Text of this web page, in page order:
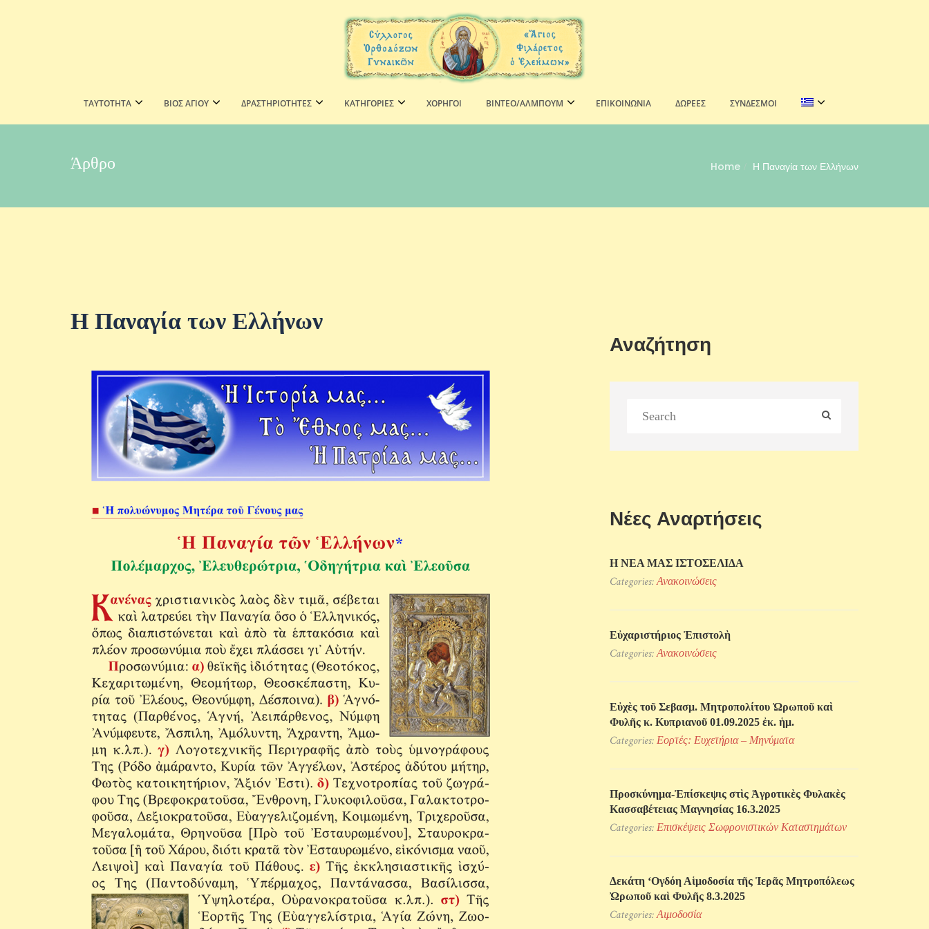
ΤΑΥΤΟΤΗΤΑ ΒΙΟΣ ΑΓΙΟΥ ΔΡΑΣΤΗΡΙΟΤΗΤΕΣ ΚΑΤΗΓΟΡΙΕΣ ΧΟΡΗΓΟΊ ΒΙΝΤΕΟ/ΑΛΜΠΟΥΜ ΕΠΙΚΟΙΝΩΝΊΑ ΔΩΡΕΈΣ ΣΎΝΔΕΣΜΟΙ
Άρθρο Home Η Παναγία των Ελλήνων
Η Παναγία των Ελλήνων
Αναζήτηση
Νέες Αναρτήσεις
Η ΝΕΑ ΜΑΣ ΙΣΤΟΣΕΛΙΔΑ
Categories:Ανακοινώσεις
Εὐχαριστήριος Ἐπιστολὴ
Categories:Ανακοινώσεις
Εὐχὲς τοῦ Σεβασμ. Μητροπολίτου Ὠρωποῦ καὶ
Φυλῆς κ. Κυπριανοῦ 01.09.2025 ἐκ. ἡμ.
Categories: Εορτές: Ευχετήρια – Μηνύματα
Προσκύνηµα-Ἐπίσκεψις στὶς Ἀγροτικὲς Φυλακὲς
Κασσαβέτειας Μαγνησίας 16.3.2025
Categories: Επισκέψεις Σωφρονιστικών Kαταστημάτων
Δεκάτη ‘Ογδόη Αἱμοδοσία τῆς Ἱερᾶς Μητροπόλεως
Ὠρωποῦ καὶ Φυλῆς 8.3.2025
Categories:Αιμοδοσία